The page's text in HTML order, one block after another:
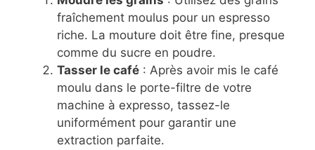
fraîchement moulus pour un espresso
riche. La mouture doit être fine, presque
comme du sucre en poudre.
Tasser le café : Après avoir mis le café
moulu dans le porte-filtre de votre
machine à expresso, tassez-le
uniformément pour garantir une
extraction parfaite.